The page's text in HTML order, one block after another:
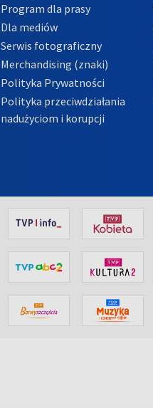
Program dla prasy
Dla mediów
Serwis fotograficzny
Merchandising (znaki)
Polityka Prywatności
Polityka przeciwdziałania
nadużyciom i korupcji